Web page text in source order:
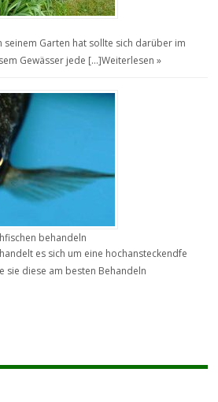
seinem Garten hat sollte sich darüber im
Gewässer jede […]Weiterlesen »
behandeln
es sich um eine hochansteckendfe
sie diese am besten Behandeln